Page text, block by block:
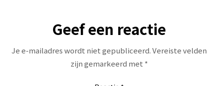
Geef een reactie
Je e-mailadres wordt niet gepubliceerd.Vereiste velden
zijn gemarkeerd met *